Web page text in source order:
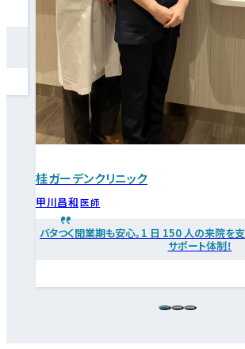
桂ガーデンクリニック
甲川昌和 医師
バタつく開業期も安心。1 日 150 人の来院を
サポート体制！